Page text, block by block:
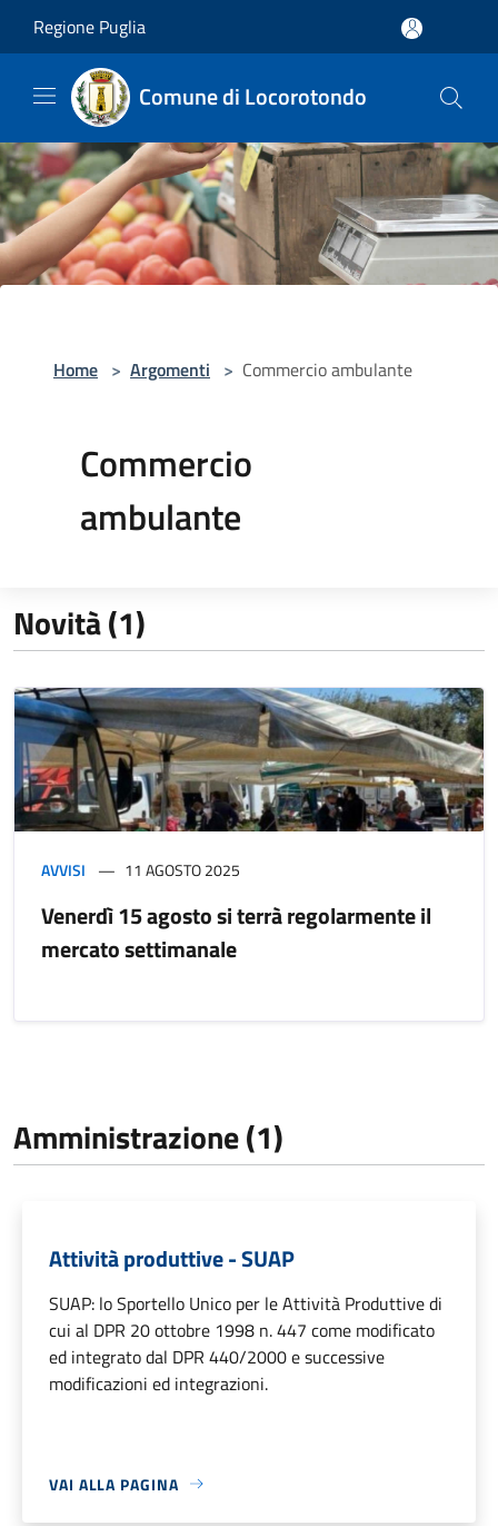
Regione Puglia
Comune di Locorotondo
Home > Argomenti > Commercio ambulante
Commercio
ambulante
Novità (1)
AVVISI 11 AGOSTO 2025
Venerdì 15 agosto si terrà regolarmente il
mercato settimanale
Amministrazione (1)
Attività produttive - SUAP
SUAP: lo Sportello Unico per le Attività Produttive di
cui al DPR 20 ottobre 1998 n. 447 come modificato
ed integrato dal DPR 440/2000 e successive
modificazioni ed integrazioni.
VAI ALLA PAGINA